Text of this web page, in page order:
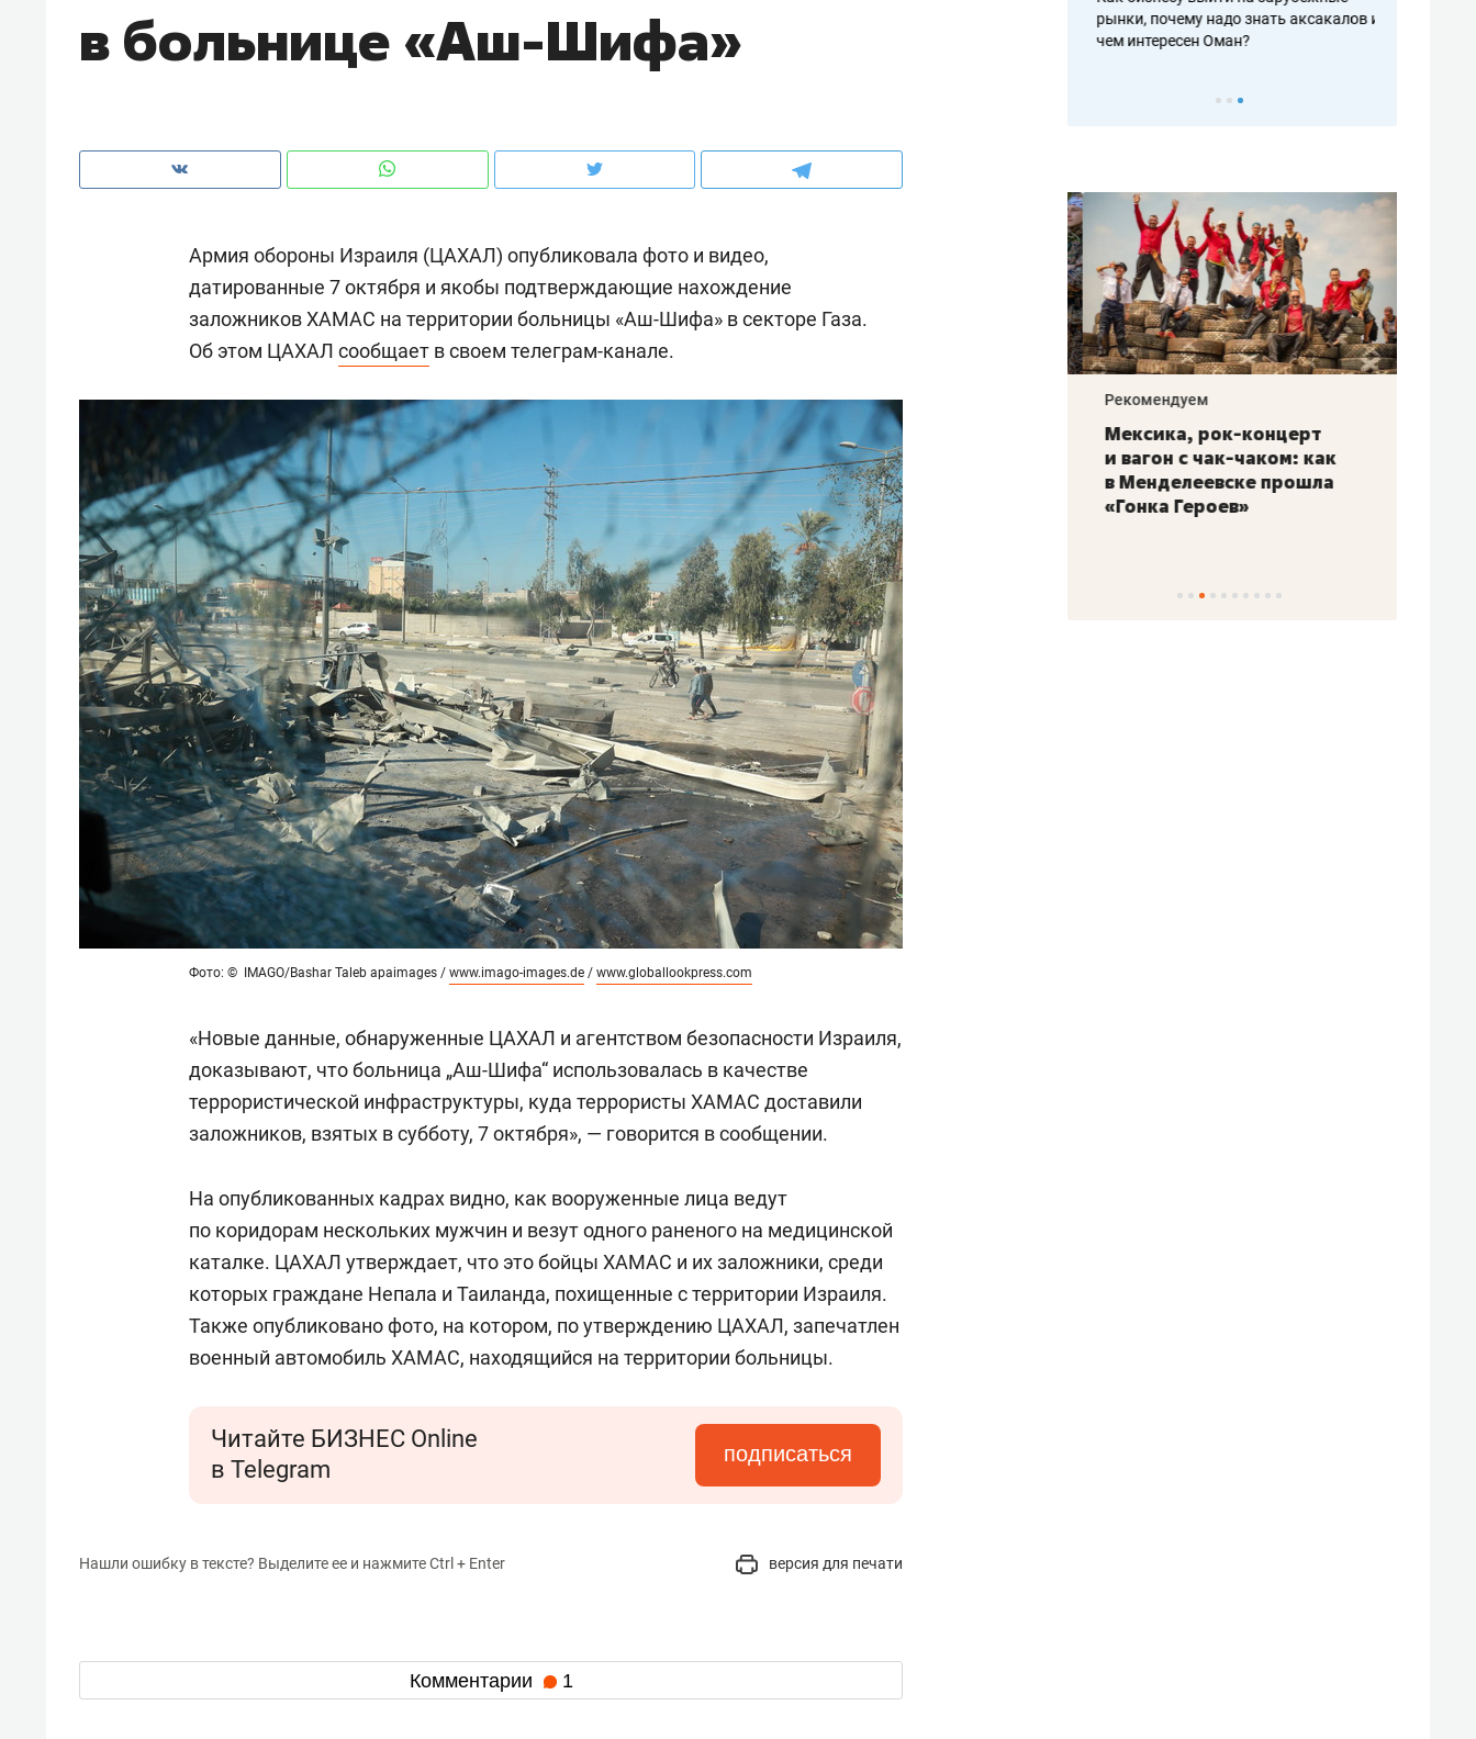
в больнице «Аш-Шифа»
Армия обороны Израиля (ЦАХАЛ) опубликовала фото и видео,
датированные 7 октября и якобы подтверждающие нахождение
заложников ХАМАС на территории больницы «Аш-Шифа» в секторе Газа.
Об этом ЦАХАЛ сообщает в своем телеграм-канале.
Фото: © IMAGO/Bashar Taleb apaimages / www.imago-images.de / www.globallookpress.com
«Новые данные, обнаруженные ЦАХАЛ и агентством безопасности Израиля,
доказывают, что больница „Аш-Шифа“ использовалась в качестве
террористической инфраструктуры, куда террористы ХАМАС доставили
заложников, взятых в субботу, 7 октября», — говорится в сообщении.
На опубликованных кадрах видно, как вооруженные лица ведут
по коридорам нескольких мужчин и везут одного раненого на медицинской
каталке. ЦАХАЛ утверждает, что это бойцы ХАМАС и их заложники, среди
которых граждане Непала и Таиланда, похищенные с территории Израиля.
Также опубликовано фото, на котором, по утверждению ЦАХАЛ, запечатлен
военный автомобиль ХАМАС, находящийся на территории больницы.
Читайте БИЗНЕС Online
в Telegram
подписаться
Нашли ошибку в тексте? Выделите ее и нажмите Ctrl + Enter версия для печати
Комментарии 1
рынки, почему надо знать аксакалов и
чем интересен Оман?
о трехкратном росте цен, дотошных
клиентах и чудных запросах мастеров
рынки, почему надо знать аксакалов и
чем интересен Оман?
Рекомендуем
Как ГК «МИР ГРУПП» и ВТБ
создают оазис жилого
комфорта под Казанью
Рекомендуем
150 камер до квартиры и Face
ID вместо ключа: какой будет
безопасность в ЖК «Нова»
Рекомендуем
Опыт выживания в дикой
природе, работа
с ментальным и физическим
состоянием как основа
антихрупких команд
Рекомендуем
Мексика, рок-концерт
и вагон с чак-чаком: как
в Менделеевске прошла
«Гонка Героев»